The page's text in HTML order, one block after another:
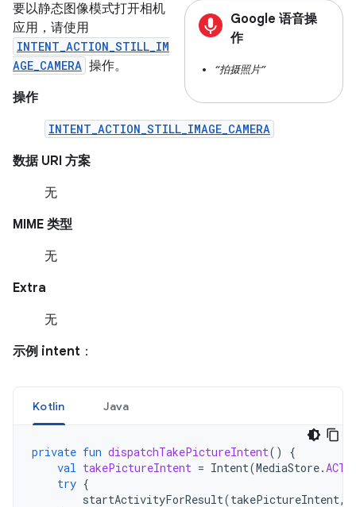
Google 语音操
作
“拍摄照片”
要以静态图像模式打开相机
应用，请使用
INTENT_ACTION_STILL_IM
AGE_CAMERA 操作。
操作
INTENT_ACTION_STILL_IMAGE_CAMERA
数据 URI 方案
无
MIME 类型
无
Extra
无
示例 intent ：
Kotlin Java
private fun dispatchTakePictureIntent()
{
val takePictureIntent = Intent(MediaStore.
try {
startActivityForResult(takePictureIntent,